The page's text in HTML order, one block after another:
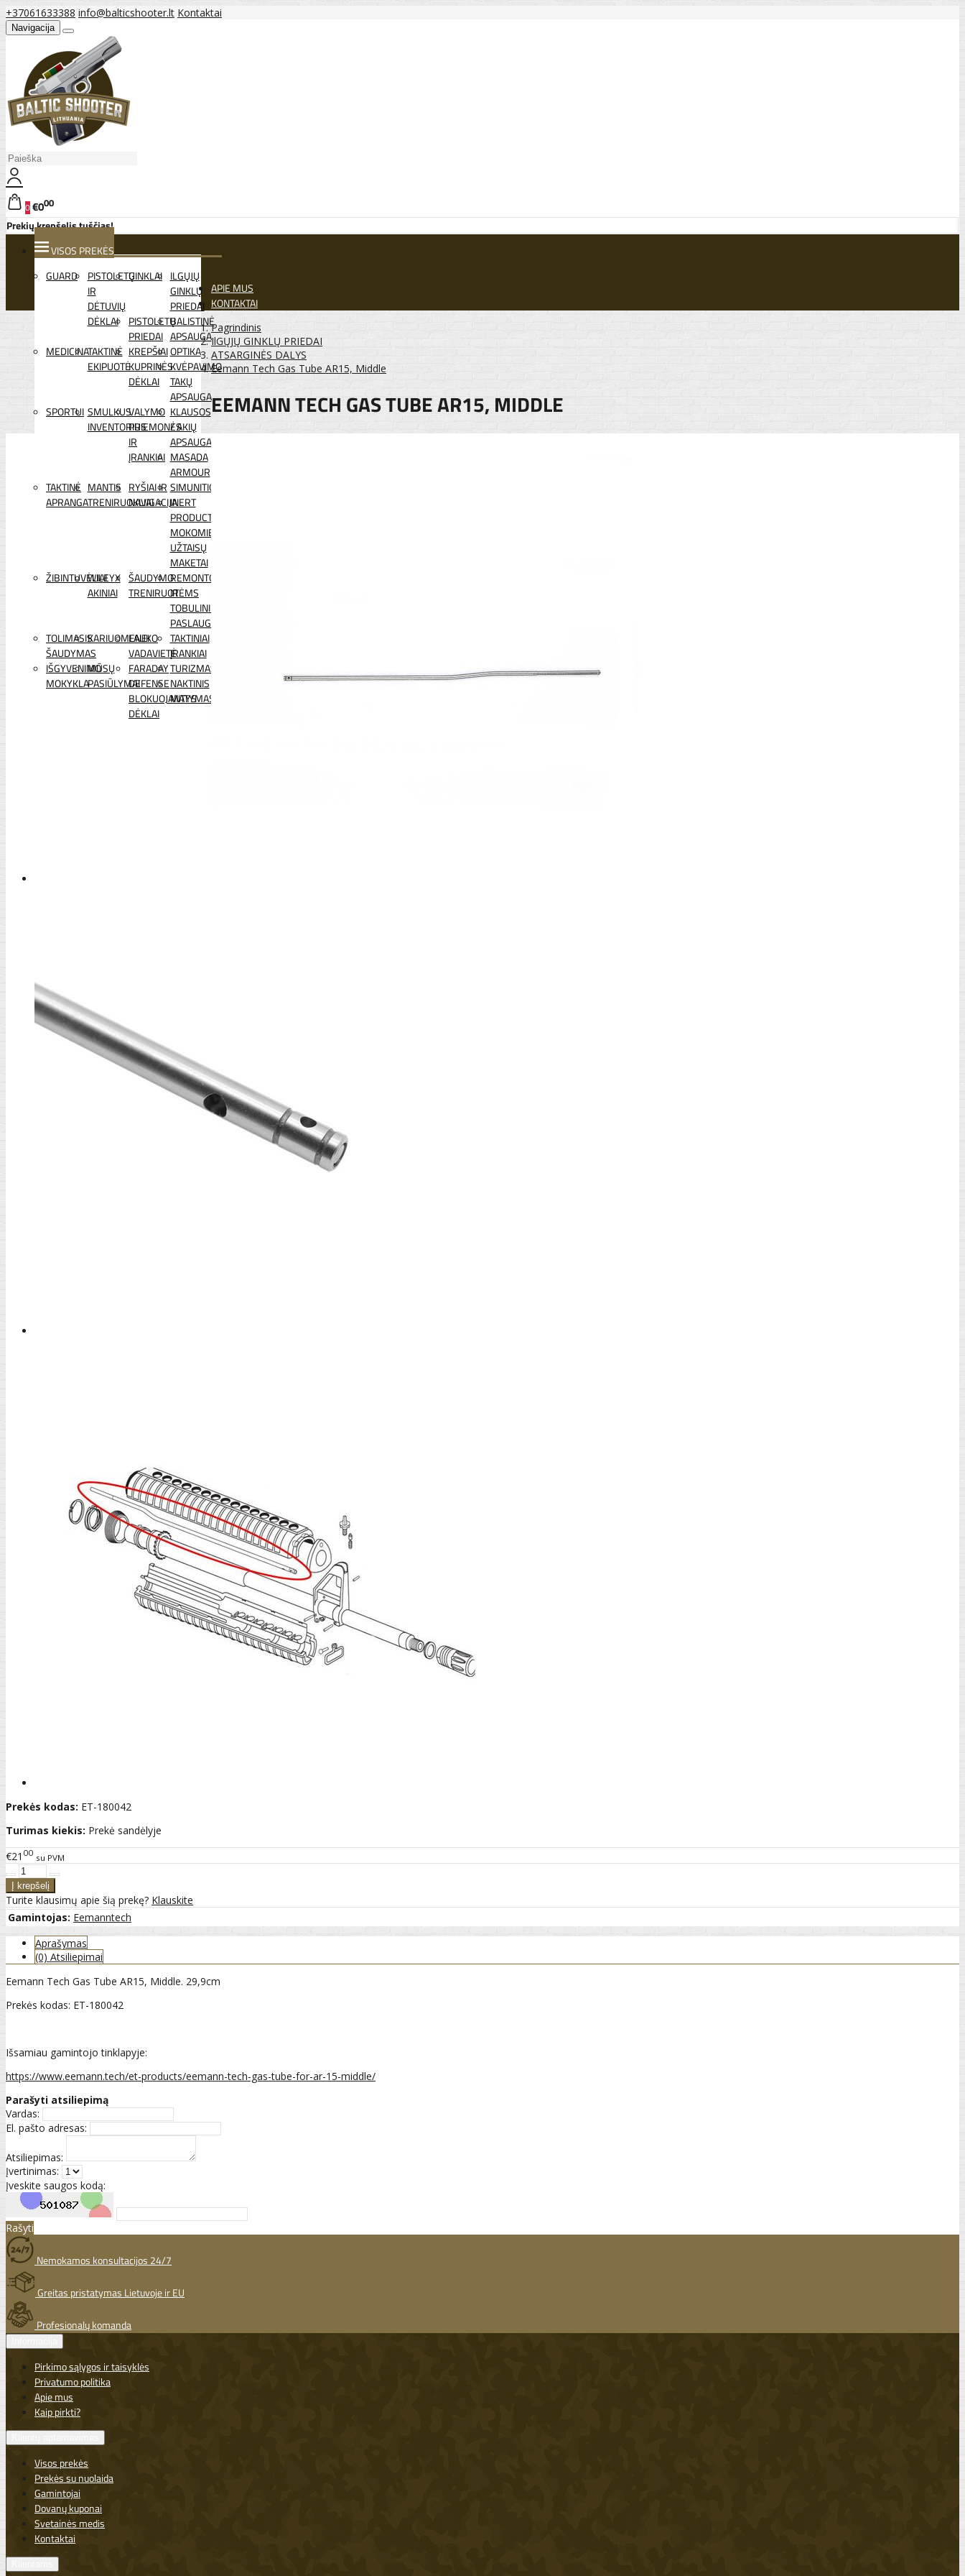
+37061633388 info@balticshooter.lt Kontaktai
Navigacija
0€000
Prekių krepšelis tuščias!
VISOS PREKĖS
GUARD
PISTOLETŲ
IR
DĖTUVIŲ
DĖKLAI
GINKLAI ILGŲJŲ
GINKLŲ
PRIEDAI
PISTOLETŲ
PRIEDAI
BALISTINĖ
APSAUGA
MEDICINATAKTINĖ
EKIPUOTĖ
KREPŠIAI
KUPRINĖS
DĖKLAI
OPTIKA
KVĖPAVIMO
TAKŲ
APSAUGA
SPORTUI SMULKUS
INVENTORIUS
VALYMO
PRIEMONĖS
IR
ĮRANKIAI
KLAUSOS
/ AKIŲ
APSAUGA
MASADA
ARMOUR
TAKTINĖ
APRANGA
MANTIS
TRENIRUOKLIAI
RYŠIAI IR
NAVIGACIJA
SIMUNITION
INERT
PRODUCTS
MOKOMIEJI
UŽTAISŲ
MAKETAI
ŽIBINTUVĖLIAI
WILEYX
AKINIAI
ŠAUDYMO
TRENIRUOTĖMS
REMONTO
IR
TOBULINIMO
PASLAUGOS
TOLIMASIS
ŠAUDYMAS
KARIUOMENEI
LAUKO
VADAVIETĖ
TAKTINIAI
ĮRANKIAI
IŠGYVENIMO
MOKYKLA
MŪSŲ
PASIŪLYMAI
FARADAY
DEFENSE
BLOKUOJANTYS
DĖKLAI
TURIZMAS
NAKTINIS
MATYMAS
APIE MUS
KONTAKTAI
Pagrindinis
IlGŲJŲ GINKLŲ PRIEDAI
ATSARGINĖS DALYS
Eemann Tech Gas Tube AR15, Middle
EEMANN TECH GAS TUBE AR15, MIDDLE
Prekės kodas: ET-180042
Turimas kiekis: Prekė sandėlyje
€21 00 su PVM
Turite klausimų apie šią prekę? Klauskite
Gamintojas: Eemanntech
Aprašymas
(0) Atsiliepimai
Eemann Tech Gas Tube AR15, Middle. 29,9cm
Prekės kodas: ET-180042
Išsamiau gamintojo tinklapyje:
https://www.eemann.tech/et-products/eemann-tech-gas-tube-for-ar-15-middle/
Parašyti atsiliepimą
Vardas:
El. pašto adresas:
Atsiliepimas:
Įvertinimas:
Įveskite saugos kodą:
Rašyti
Nemokamos konsultacijos 24/7
Greitas pristatymas Lietuvoje ir EU
Profesionalų komanda
Pirkimo sąlygos ir taisyklės
Privatumo politika
Apie mus
Kaip pirkti?
Visos prekės
Prekės su nuolaida
Gamintojai
Dovanų kuponai
Svetainės medis
Kontaktai